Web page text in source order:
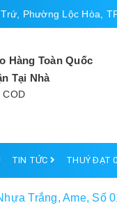
Phường Lộc Hòa,
Hàng Toàn Quốc
Tại Nhà
COD
TIN TỨC THUÝ ĐẠT
Trắng, Ame, Số